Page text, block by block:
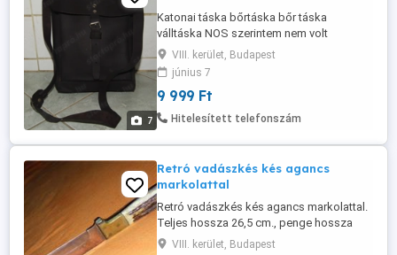
7
Katonai táska bőrtáska bőr táska
válltáska NOS szerintem nem volt
használva kb. 34 x 24 x 6 cm., vállpánt 130
- 150 cm., valódi bőr. Belül 2 rekesz, kívül 1
zseb. Akinek nem inge, ne vegye magára
de "imádom" azokat akik: - "Nem látják" a
leírást, a méreteket és a képeket sem... ?! -
VIII. kerület, Budapest
június 7
9 999 Ft
Hitelesített telefonszám
Retró vadászkés kés agancs
markolattal
Retró vadászkés kés agancs markolattal.
Teljes hossza 26,5 cm., penge hossza
14,5 cm., penge vastagsága 3,5 mm. Nem
VIII. kerület, Budapest